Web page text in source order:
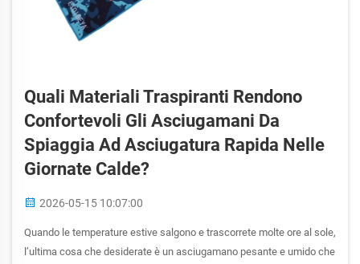
Quali Materiali Traspiranti Rendono
Confortevoli Gli Asciugamani Da
Spiaggia Ad Asciugatura Rapida Nelle
Giornate Calde?
2026-05-15 10:07:00
Quando le temperature estive salgono e trascorrete molte ore al sole,
l’ultima cosa che desiderate è un asciugamano pesante e umido che